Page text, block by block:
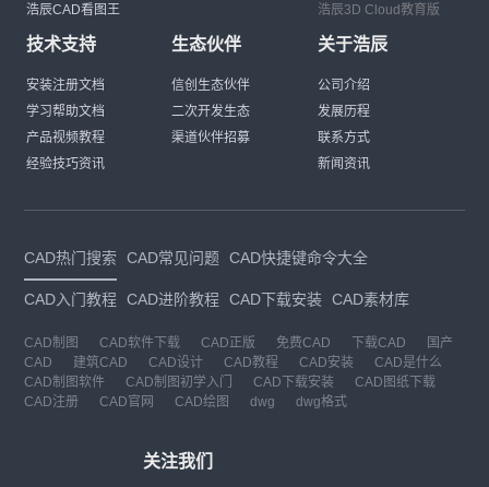
浩辰CAD看图王
浩辰3D Cloud教育版
技术支持
安装注册文档
学习帮助文档
产品视频教程
经验技巧资讯
生态伙伴
信创生态伙伴
二次开发生态
渠道伙伴招募
关于浩辰
公司介绍
发展历程
联系方式
新闻资讯
CAD热门搜索 CAD常见问题 CAD快捷键命令大全
CAD入门教程 CAD进阶教程 CAD下载安装 CAD素材库
CAD制图 CAD软件下载 CAD正版 免费CAD 下载CAD
国产
CAD
建筑CAD CAD设计 CAD教程 CAD安装
CAD是什么
CAD制图软件
CAD制图初学入门 CAD下载安装
CAD图纸下载
CAD注册
CAD官网 CAD绘图 dwg dwg格式
关注我们